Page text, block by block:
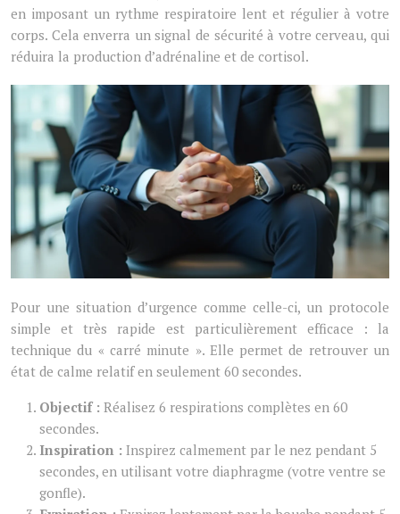
en imposant un rythme respiratoire lent et régulier à votre
corps. Cela enverra un signal de sécurité à votre cerveau, qui
réduira la production d’adrénaline et de cortisol.
Pour une situation d’urgence comme celle-ci, un protocole
simple et très rapide est particulièrement efficace : la
technique du « carré minute ». Elle permet de retrouver un
état de calme relatif en seulement 60 secondes.
Objectif : Réalisez 6 respirations complètes en 60
secondes.
Inspiration : Inspirez calmement par le nez pendant 5
secondes, en utilisant votre diaphragme (votre ventre se
gonfle).